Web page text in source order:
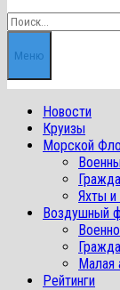
Найти:
Меню
Новости
Круизы
Морской
Яхты и
Воздушный
Малая
Рейтинги